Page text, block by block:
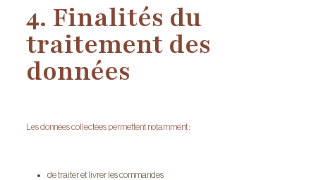
4. Finalités du
traitement des
données
Les données collectées permettent notamment :
de traiter et livrer les commandes